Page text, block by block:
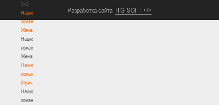
3х3
Национальная
команда.
Женщины
Национальная
команда.
Женщины
Национальная
команда.
Мужчины
Национальная
команда.
Разработка сайта ITG-SOFT </>